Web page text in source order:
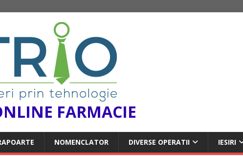
FARMACIE
NOMENCLATOR DIVERSE OPERATII IESIRI